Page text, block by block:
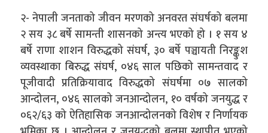
२- नेपाली जनताको जीवन मरणको अनवरत संघर्षको बलमा
२ सय ३८ बर्षे सामन्ती शासनको अन्त्य भएको हो । १ सय ४
बर्षे राणा शाशन विरुद्धको संघर्ष, ३० बर्षे पञ्चायती निरङ्कुश
व्यवस्थाका बिरुद्ध संघर्ष, ०४६ साल पछिको सामन्तवाद र
पूजीवादी प्रतिक्रियावाद विरुद्धको संघर्षमा ०७ सालको
आन्दोलन, ०४६ सालको जनआन्दोलन, १० वर्षको जनयुद्ध र
०६२/६३ को ऐतिहासिक जनआन्दोलनको विशेष र निर्णायक